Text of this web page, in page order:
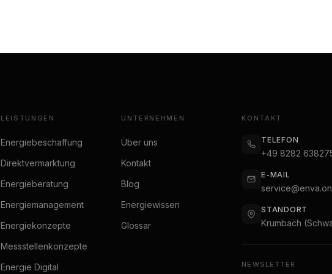
LEISTUNGEN
Energiebeschaffung
Direktvermarktung
Energieberatung
Energiemanagement
Energiekonzepte
Messstellenkonzepte
Energie Digital
UNTERNEHMEN
Über uns
Kontakt
Blog
Energiewissen
Glossar
KONTAKT
TELEFON
+49 8282
E-MAIL
STANDORT
Krumbach
NEWSLETTER